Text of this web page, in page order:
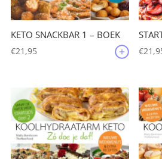
KETO SNACKBAR 1 – BOEK
€21,95 €